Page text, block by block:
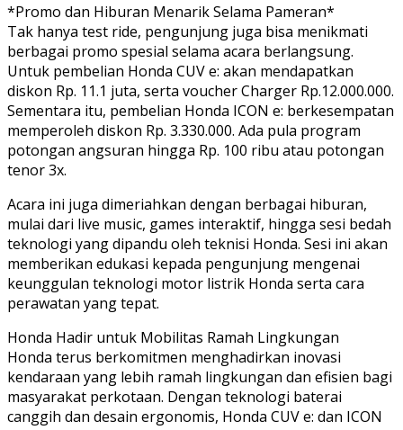
*Promo dan Hiburan Menarik Selama Pameran*
Tak hanya test ride, pengunjung juga bisa menikmati
berbagai promo spesial selama acara berlangsung.
Untuk pembelian Honda CUV e: akan mendapatkan
diskon Rp. 11.1 juta, serta voucher Charger Rp.12.000.000.
Sementara itu, pembelian Honda ICON e: berkesempatan
memperoleh diskon Rp. 3.330.000. Ada pula program
potongan angsuran hingga Rp. 100 ribu atau potongan
tenor 3x.
Acara ini juga dimeriahkan dengan berbagai hiburan,
mulai dari live music, games interaktif, hingga sesi bedah
teknologi yang dipandu oleh teknisi Honda. Sesi ini akan
memberikan edukasi kepada pengunjung mengenai
keunggulan teknologi motor listrik Honda serta cara
perawatan yang tepat.
Honda Hadir untuk Mobilitas Ramah Lingkungan
Honda terus berkomitmen menghadirkan inovasi
kendaraan yang lebih ramah lingkungan dan efisien bagi
masyarakat perkotaan. Dengan teknologi baterai
canggih dan desain ergonomis, Honda CUV e: dan ICON